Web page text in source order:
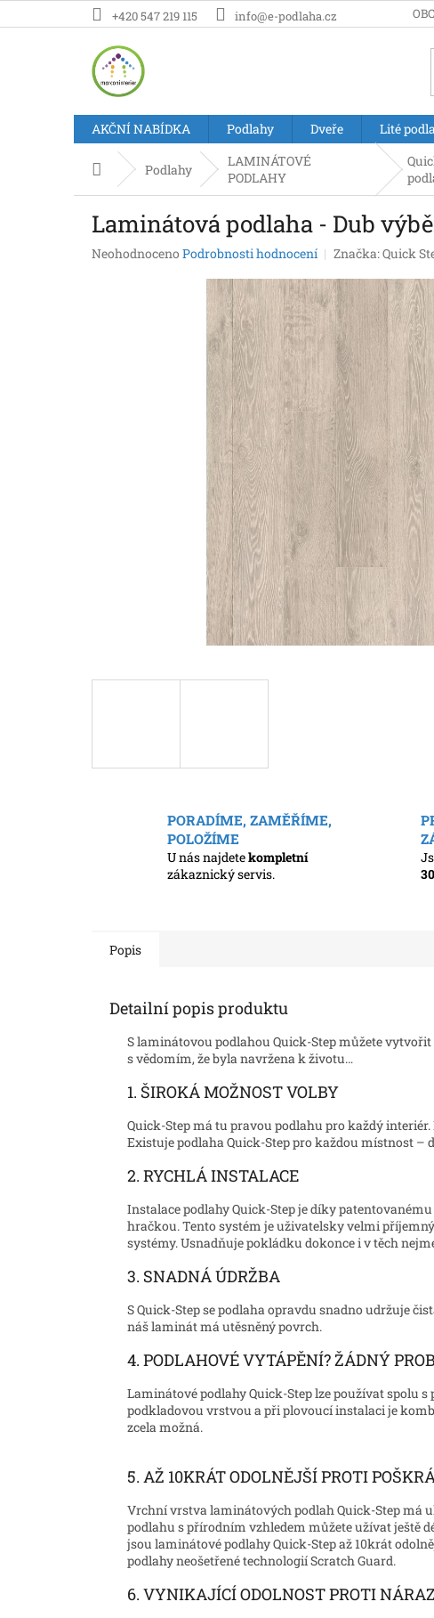
na
+420 547 219 115 info@e-podlaha.cz
AKČNÍ NABÍDKA Podlahy Dveře Lité
Domů Podlahy
LAMINÁTOVÉ
PODLAHY
Laminátová podlaha - Dub
Průměrné
Neohodnoceno Podrobnosti hodnocení Značka:Quick
PORADÍME, ZAMĚŘÍME,
POLOŽÍME
U nás najdetekompletní
zákaznický servis.
Popis
Detailní popis produktu
S laminátovou podlahou Quick-Step můžete
s vědomím, že byla navržena k životu…
1. ŠIROKÁ MOŽNOST VOLBY
Quick-Step má tu pravou podlahu pro každý
Existuje podlaha Quick-Step pro každou místnost –
2. RYCHLÁ INSTALACE
Instalace podlahy Quick-Step je díky
hračkou. Tento systém je uživatelsky velmi
systémy. Usnadňuje pokládku dokonce i v těch
3. SNADNÁ ÚDRŽBA
S Quick-Step se podlaha opravdu snadno udržuje
náš laminát má utěsněný povrch.
4. PODLAHOVÉ VYTÁPĚNÍ? ŽÁDNÝ
Laminátové podlahy Quick-Step lze používat spolu
podkladovou vrstvou a při plovoucí instalaci je
zcela možná.
5. AŽ 10KRÁT ODOLNĚJŠÍ PROTI
Vrchní vrstva laminátových podlah Quick-Step má
podlahu s přírodním vzhledem můžete užívat ještě
jsou laminátové podlahy Quick-Step až 10krát
podlahy neošetřené technologií Scratch Guard.
6. VYNIKAJÍCÍ ODOLNOST PROTI